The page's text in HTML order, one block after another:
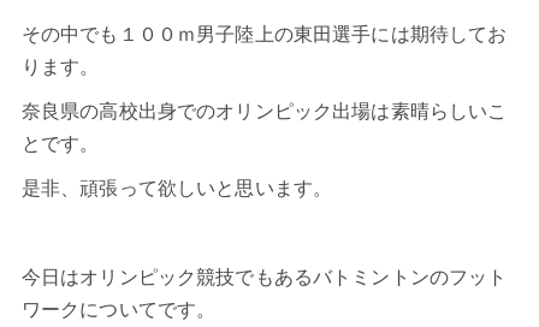
その中でも１００ｍ男子陸上の東田選手には期待してお
ります。
奈良県の高校出身でのオリンピック出場は素晴らしいこ
とです。
是非、頑張って欲しいと思います。
今日はオリンピック競技でもあるバトミントンのフット
ワークについてです。